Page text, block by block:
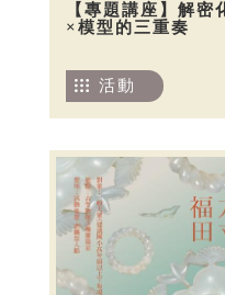
【專題講座】解密
×模型的三重奏
活動